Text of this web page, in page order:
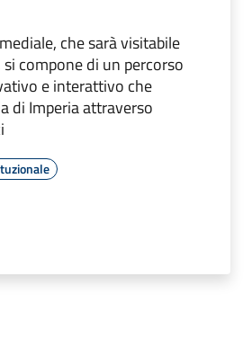
che sarà visitabile
compone di un percorso
e interattivo che
di Imperia attraverso